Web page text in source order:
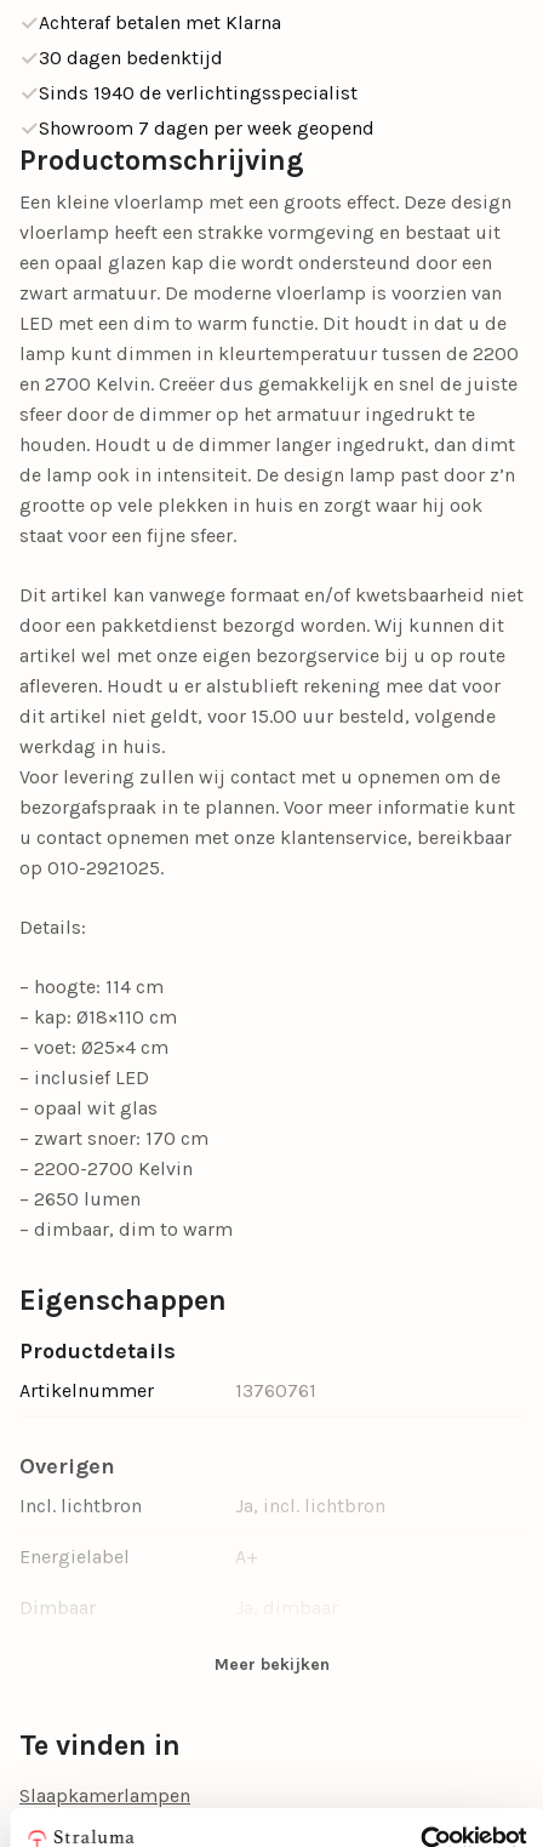
Achteraf betalen met Klarna
30 dagen bedenktijd
Sinds 1940 de verlichtingsspecialist
Showroom 7 dagen per week geopend
Productomschrijving
Een kleine vloerlamp met een groots effect. Deze design
vloerlamp heeft een strakke vormgeving en bestaat uit
een opaal glazen kap die wordt ondersteund door een
zwart armatuur. De moderne vloerlamp is voorzien van
LED met een dim to warm functie. Dit houdt in dat u de
lamp kunt dimmen in kleurtemperatuur tussen de 2200
en 2700 Kelvin. Creëer dus gemakkelijk en snel de juiste
sfeer door de dimmer op het armatuur ingedrukt te
houden. Houdt u de dimmer langer ingedrukt, dan dimt
de lamp ook in intensiteit. De design lamp past door z’n
grootte op vele plekken in huis en zorgt waar hij ook
staat voor een fijne sfeer.
Dit artikel kan vanwege formaat en/of kwetsbaarheid niet
door een pakketdienst bezorgd worden. Wij kunnen dit
artikel wel met onze eigen bezorgservice bij u op route
afleveren. Houdt u er alstublieft rekening mee dat voor
dit artikel niet geldt, voor 15.00 uur besteld, volgende
werkdag in huis.
Voor levering zullen wij contact met u opnemen om de
bezorgafspraak in te plannen. Voor meer informatie kunt
u contact opnemen met onze klantenservice, bereikbaar
op 010-2921025.
Details:
– hoogte: 114 cm
– kap: Ø18×110 cm
– voet: Ø25×4 cm
– inclusief LED
– opaal wit glas
– zwart snoer: 170 cm
– 2200-2700 Kelvin
– 2650 lumen
– dimbaar, dim to warm
Eigenschappen
Productdetails
Artikelnummer 13760761
Overigen
Incl. lichtbron Ja, incl. lichtbron
Energielabel A+
Dimbaar
Wit, Zwart
Aantal lichtbronnen
Ruimte
Meer bekijken
Te vinden in
Slaapkamerlampen
Staande lampen